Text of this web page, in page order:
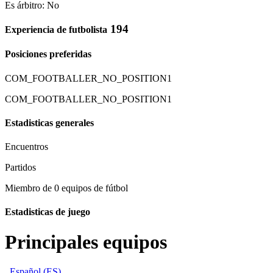
Es árbitro: No
Experiencia de futbolista 194
Posiciones preferidas
COM_FOOTBALLER_NO_POSITION1
COM_FOOTBALLER_NO_POSITION1
Estadisticas generales
Encuentros
Partidos
Miembro de 0 equipos de fútbol
Estadisticas de juego
Principales equipos